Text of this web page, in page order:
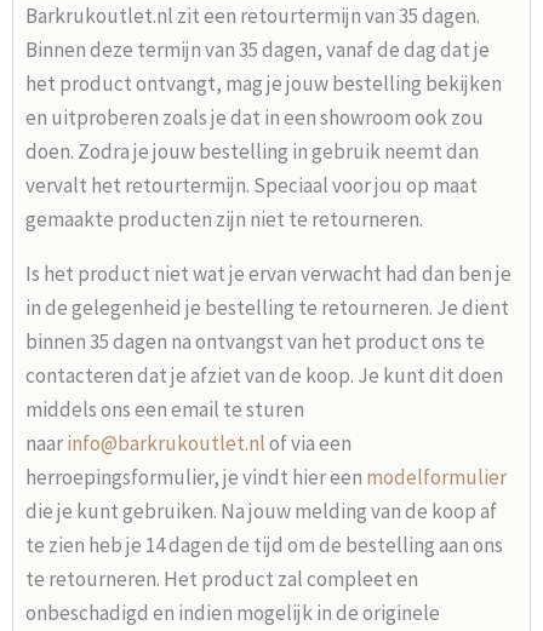
Barkrukoutlet.nl zit een retourtermijn van 35 dagen.
Binnen deze termijn van 35 dagen, vanaf de dag dat je
het product ontvangt, mag je jouw bestelling bekijken
en uitproberen zoals je dat in een showroom ook zou
doen. Zodra je jouw bestelling in gebruik neemt dan
vervalt het retourtermijn. Speciaal voor jou op maat
gemaakte producten zijn niet te retourneren.
Is het product niet wat je ervan verwacht had dan ben je
in de gelegenheid je bestelling te retourneren. Je dient
binnen 35 dagen na ontvangst van het product ons te
contacteren dat je afziet van de koop. Je kunt dit doen
middels ons een email te sturen
naarinfo@barkrukoutlet.nlof via een
herroepingsformulier, je vindt hier een modelformulier
die je kunt gebruiken. Na jouw melding van de koop af
te zien heb je 14 dagen de tijd om de bestelling aan ons
te retourneren. Het product zal compleet en
onbeschadigd en indien mogelijk in de originele